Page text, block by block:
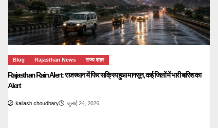
Blog Rajasthan News राज्य शहर
Rajasthan Rain Alert: राजस्थान में फिर सक्रिय हुआ मानसून, कई जिलों में भारी बारिश का
Alert
kailash choudhary जुलाई 24, 2026